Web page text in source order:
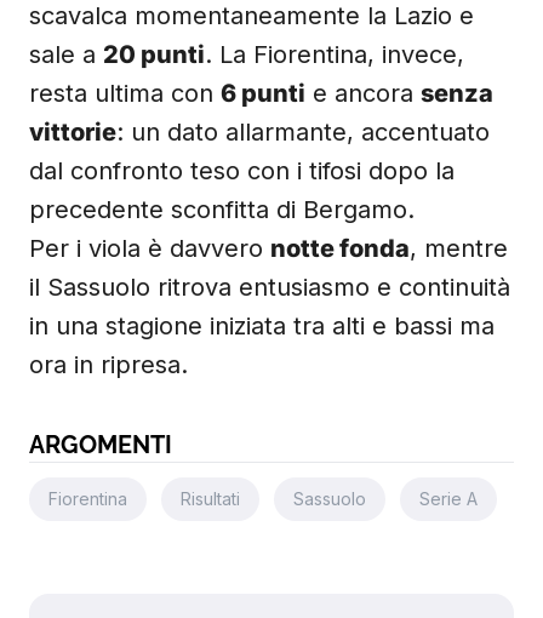
scavalca momentaneamente la Lazio e
sale a 20 punti. La Fiorentina, invece,
resta ultima con 6 punti e ancora senza
vittorie: un dato allarmante, accentuato
dal confronto teso con i tifosi dopo la
precedente sconfitta di Bergamo.
Per i viola è davvero notte fonda, mentre
il Sassuolo ritrova entusiasmo e continuità
in una stagione iniziata tra alti e bassi ma
ora in ripresa.
ARGOMENTI
Fiorentina Risultati Sassuolo Serie A